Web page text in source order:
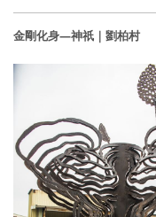
金剛化身—神祇｜劉柏村